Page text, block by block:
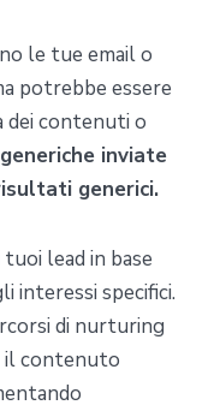
le tue email o
potrebbe essere
dei contenuti o
inviate
generici.
lead in base
interessi specifici.
di nurturing
il contenuto